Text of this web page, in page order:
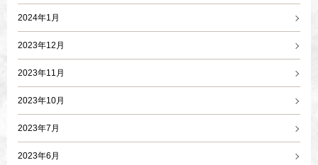
2024年1月
2023年12月
2023年11月
2023年10月
2023年7月
2023年6月